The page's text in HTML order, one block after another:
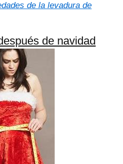
de la levadura de
de navidad